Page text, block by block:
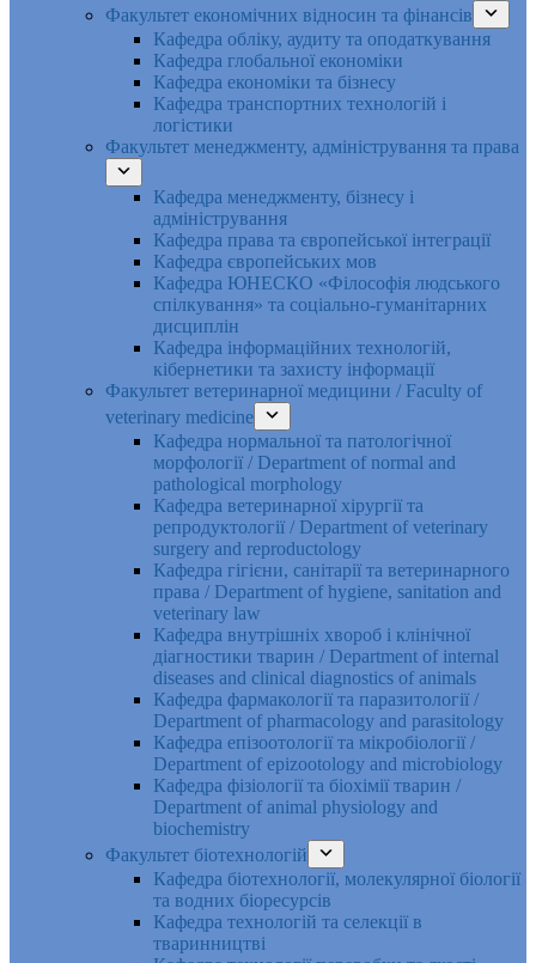
Факультет економічних відносин та фінансів
Кафедра обліку, аудиту та оподаткування
Кафедра глобальної економіки
Кафедра економіки та бізнесу
Кафедра транспортних технологій і
логістики
Факультет менеджменту, адміністрування та права
Кафедра менеджменту, бізнесу і
адміністрування
Кафедра права та європейської інтеграції
Кафедра європейських мов
Кафедра ЮНЕСКО «Філософія людського
спілкування» та соціально-гуманітарних
дисциплін
Кафедра інформаційних технологій,
кібернетики та захисту інформації
Факультет ветеринарної медицини / Faculty of
veterinary medicine
Кафедра нормальної та патологічної
морфології / Department of normal and
pathological morphology
Кафедра ветеринарної хірургії та
репродуктології / Department of veterinary
surgery and reproductology
Кафедра гігієни, санітарії та ветеринарного
права / Department of hygiene, sanitation and
veterinary law
Кафедра внутрішніх хвороб і клінічної
діагностики тварин / Department of internal
diseases and clinical diagnostics of animals
Кафедра фармакології та паразитології /
Department of pharmacology and parasitology
Кафедра епізоотології та мікробіології /
Department of epizootology and microbiology
Кафедра фізіології та біохімії тварин /
Department of animal physiology and
biochemistry
Факультет біотехнологій
Кафедра біотехнології, молекулярної біології
та водних біоресурсів
Кафедра технологій та селекції в
тваринництві